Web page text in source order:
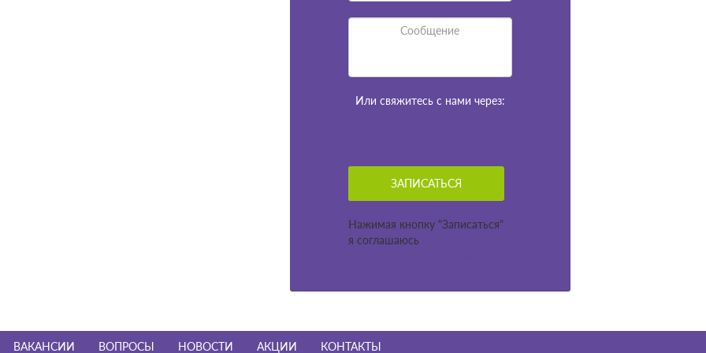
Или свяжитесь с нами через:
Нажимая кнопку "Записаться"
я соглашаюсь
ВАКАНСИИ ВОПРОСЫ НОВОСТИ АКЦИИ КОНТАКТЫ